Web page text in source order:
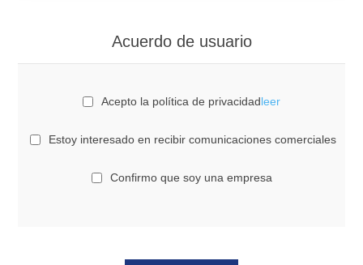
Acuerdo de usuario
Acepto la política de privacidadleer
Estoy interesado en recibir comunicaciones comerciales
Confirmo que soy una empresa